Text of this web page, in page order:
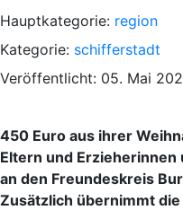
Hauptkategorie: region
Kategorie: schifferstadt
Veröffentlicht: 05. Mai
450 Euro aus ihrer
Eltern und Erzieherinnen
an den Freundeskreis
Zusätzlich übernimmt